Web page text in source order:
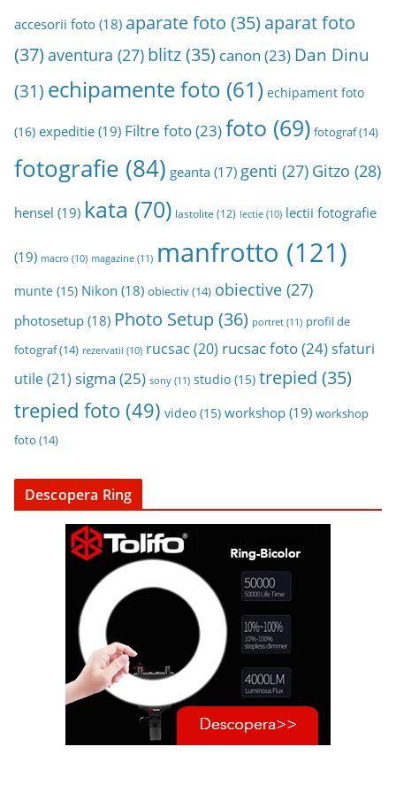
accesorii foto (18) aparate foto (35) aparat foto
(37) aventura (27) blitz(35) canon (23) Dan Dinu
(31) echipamente foto (61) echipament foto
(16) expeditie (19) Filtre foto(23)foto (69) fotograf(14)
fotografie (84) geanta (17) genti (27) Gitzo (28)
hensel (19) kata (70) lastolite (12) lectie (10) lectii fotografie
(19) macro (10) magazine (11) manfrotto (121)
munte (15) Nikon (18) obiectiv(14) obiective (27)
photosetup (18) Photo Setup(36) portret (11) profil de
fotograf(14) rezervatii (10) rucsac (20) rucsac foto(24)sfaturi
utile(21) sigma (25) sony (11) studio (15) trepied (35)
trepied foto (49) video (15) workshop (19) workshop
foto (14)
Descopera Ring